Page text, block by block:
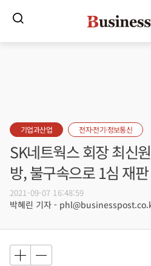
기업과산업 전자·전기·정보통신
SK네트웍스 회장 최신
방, 불구속으로 1심 재판
2021-09-07 16:48:59
박혜린 기자 -